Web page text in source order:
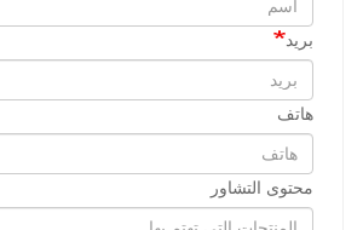
بريد
هاتف
محتوى التشاور